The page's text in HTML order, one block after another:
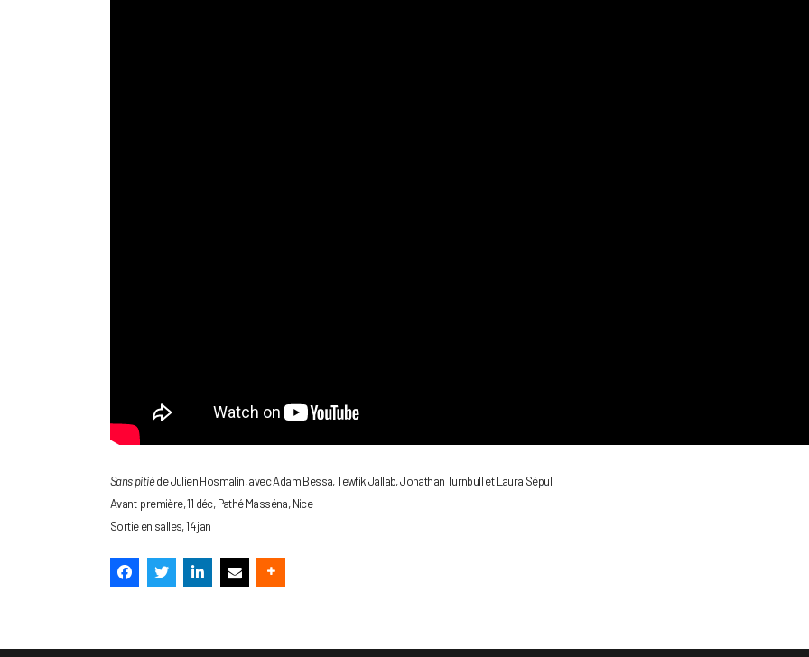
Sans pitiéde Julien Hosmalin, avec Adam Bessa, Tewfik Jallab, Jonathan Turnbull et Laura Sépul
Avant-première, 11 déc, Pathé Masséna, Nice
Sortie en salles, 14 jan